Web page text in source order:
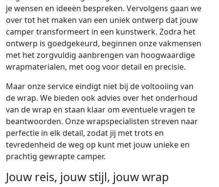
je wensen en ideeën bespreken. Vervolgens gaan we
over tot het maken van een uniek ontwerp dat jouw
camper transformeert in een kunstwerk. Zodra het
ontwerp is goedgekeurd, beginnen onze vakmensen
met het zorgvuldig aanbrengen van hoogwaardige
wrapmaterialen, met oog voor detail en precisie.
Maar onze service eindigt niet bij de voltooiing van
de wrap. We bieden ook advies over het onderhoud
van de wrap en staan klaar om eventuele vragen te
beantwoorden. Onze wrapspecialisten streven naar
perfectie in elk detail, zodat jij met trots en
tevredenheid de weg op kunt met jouw unieke en
prachtig gewrapte camper.
Jouw reis, jouw stijl, jouw wrap